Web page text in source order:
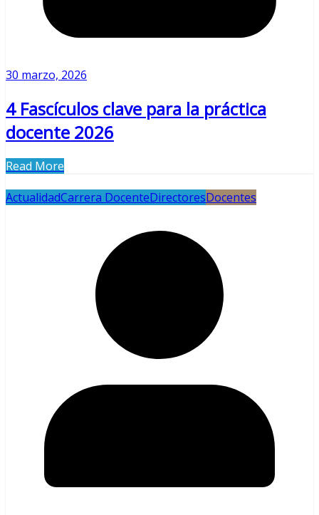
30 marzo, 2026
4 Fascículos clave para la práctica
docente 2026
Read More
ActualidadCarrera DocenteDirectoresDocentes